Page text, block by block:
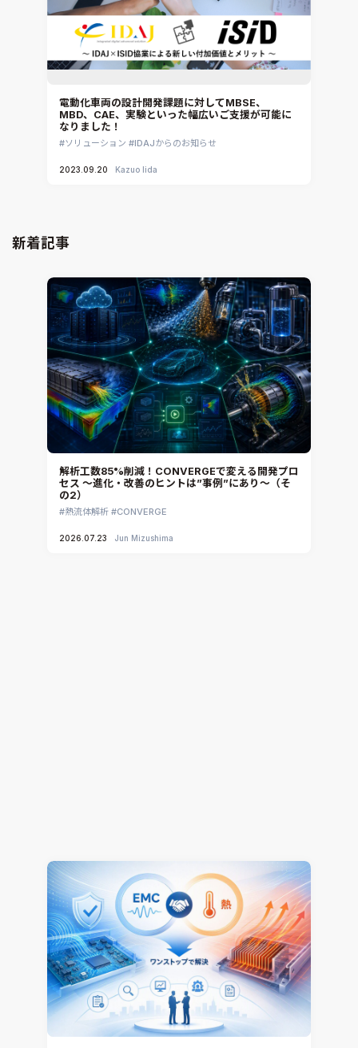
電動化車両の設計開発課題に対してMBSE、
MBD、CAE、実験といった幅広いご支援が可能に
なりました！
ソリューション IDAJからのお知らせ
2023.09.20 Kazuo Iida
新着記事
解析工数85%削減！CONVERGEで変える開発プロ
セス ～進化・改善のヒントは”事例”にあり～（そ
の2）
熱流体解析 CONVERGE
2026.07.23 Jun Mizushima